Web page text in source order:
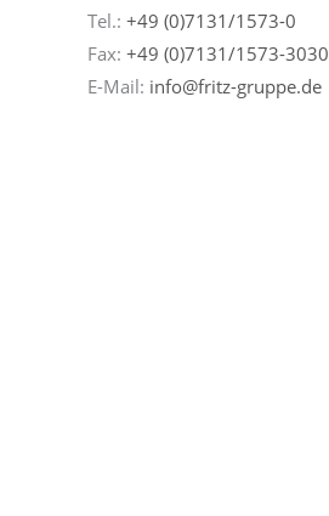
Tel.: +49 (0)7131/1573-0
Fax: +49 (0)7131/1573-3030
E-Mail: info@fritz-gruppe.de